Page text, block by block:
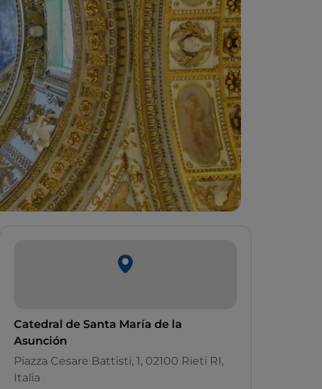
Catedral de Santa María de la
Asunción
Piazza Cesare Battisti, 1, 02100 Rieti RI,
Italia